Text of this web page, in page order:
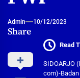
Admin 10/12/2023
Share
Read
SIDOARJO
com)-Badan